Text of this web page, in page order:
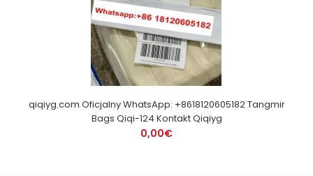
qiqiyg.com Oficjalny WhatsApp: +8618120605182 Tangmir
Bags Qiqi-124 Kontakt Qiqiyg
0,00€